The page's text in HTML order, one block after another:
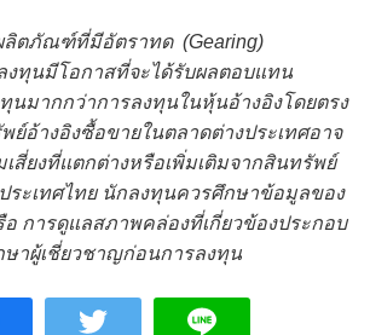
ลิตภัณฑ์ที่มีอัตราทด (Gearing)
งทุนมีโอกาสที่จะได้รับผลตอบแทน
นมากกว่าการลงทุนในหุ้นอ้างอิงโดยตรง
ย์อ้างอิงซื้อขายในตลาดต่างประเทศอาจ
สี่ยงที่แตกต่างหรือเพิ่มเติมจากสินทรัพย์
ระเทศไทย นักลงทุนควรศึกษาข้อมูลของ
อ การดูแลสภาพคล่องที่เกี่ยวข้องประกอบ
าผู้เชี่ยวชาญก่อนการลงทุน